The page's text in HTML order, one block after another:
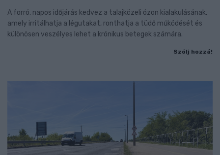
A forró, napos időjárás kedvez a talajközeli ózon kialakulásának,
amely irritálhatja a légutakat, ronthatja a tüdő működését és
különösen veszélyes lehet a krónikus betegek számára.
Szólj hozzá!